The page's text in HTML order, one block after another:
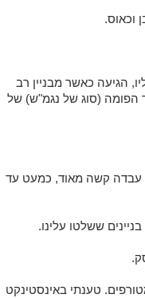
וכאוס.
הגיעה כאשר מבניין רב
טיל נ"ט לעבר הפומה (סוג של נגמ"ש) של
עבדה קשה מאוד, כמעט עד
ששלטו עלינו.
כמו מטורפים. טענתי באינסטינקט